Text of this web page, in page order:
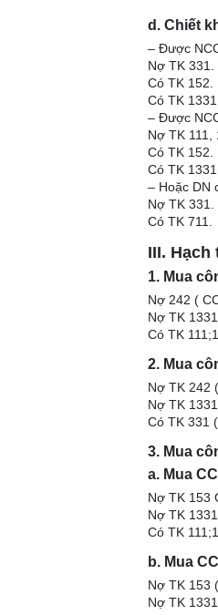
d. Chiết
– Được
Nợ TK 331.
Có TK 152.
Có TK
– Được
Nợ TK 111,
Có TK 152.
Có TK
– Hoặc DN
Nợ TK 331.
Có TK 711.
III.
1. Mua
Nợ 242 (
Nợ TK
Có TK
2. Mua
Nợ TK 242
Nợ TK
Có TK 331
3. Mua
a. Mua
Nợ TK 153
Nợ TK
Có TK
b. Mua
Nợ TK 153
Nợ TK